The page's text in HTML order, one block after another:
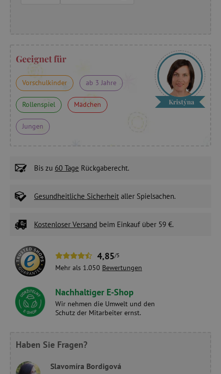
Geeignet für
Vorschulkinder ab 3 Jahre
Rollenspiel Mädchen
Jungen
Kristýna
Bis zu 60 Tage Rückgaberecht.
Gesundheitliche Sicherheit aller Spielsachen.
Kostenloser Versand beim Einkauf über 59 €.
4,85/5
Mehr als 1.050 Bewertungen
Nachhaltiger E-Shop
Wir nehmen die Umwelt und den
Schutz der Mitarbeiter ernst.
Haben Sie Fragen?
Slavomíra Bordigová